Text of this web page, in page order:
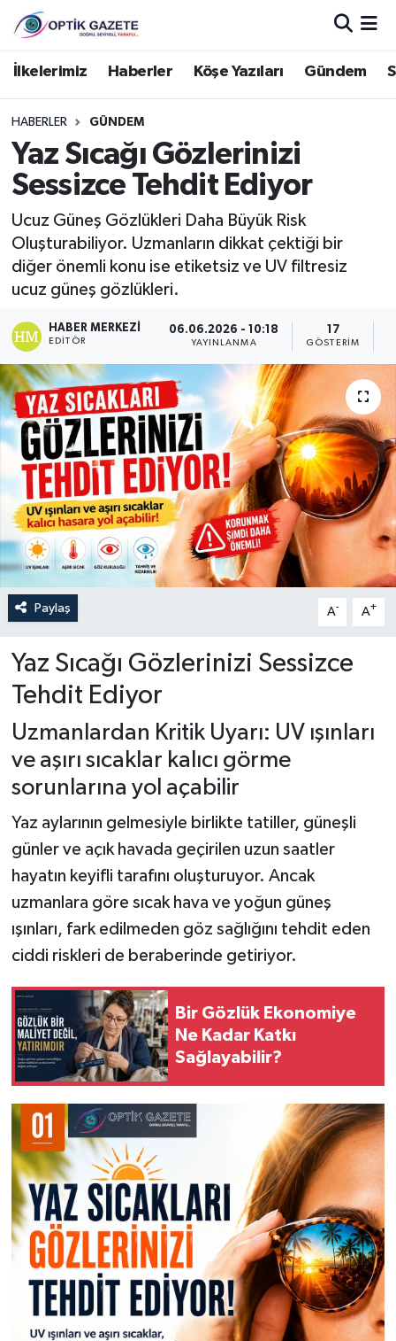
İlkelerimiz Haberler Köşe Yazıları Gündem
HABERLER GÜNDEM
Yaz Sıcağı Gözlerinizi
Sessizce Tehdit Ediyor
Ucuz Güneş Gözlükleri Daha Büyük Risk
Oluşturabiliyor. Uzmanların dikkat çektiği bir
diğer önemli konu ise etiketsiz ve UV filtresiz
ucuz güneş gözlükleri.
HABER MERKEZI
EDITÖR
06.06.2026 - 10:18
YAYINLANMA
17
GÖSTERIM
Paylaş A- A+
Yaz Sıcağı Gözlerinizi Sessizce
Tehdit Ediyor
Uzmanlardan Kritik Uyarı: UV ışınları
ve aşırı sıcaklar kalıcı görme
sorunlarına yol açabilir
Yaz aylarının gelmesiyle birlikte tatiller, güneşli
günler ve açık havada geçirilen uzun saatler
hayatın keyifli tarafını oluşturuyor. Ancak
uzmanlara göre sıcak hava ve yoğun güneş
ışınları, fark edilmeden göz sağlığını tehdit eden
ciddi riskleri de beraberinde getiriyor.
Bir Gözlük Ekonomiye
Ne Kadar Katkı
Sağlayabilir?
Nöbetçi Eczaneler
Hava Durumu
İstanbul Namaz Vakitleri
Süper Lig Puan Durumu ve Fikstür
Tüm Manşetler
Son Dakika Haberleri
Haber Arşivi